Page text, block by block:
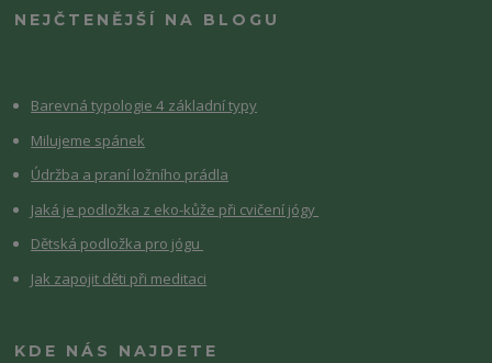
NEJČTENĚJŠÍ NA BLOGU
Barevná typologie 4 základní typy
Milujeme spánek
Údržba a praní ložního prádla
Jaká je podložka z eko-kůže při cvičení jógy
Dětská podložka pro jógu
Jak zapojit děti při meditaci
KDE NÁS NAJDETE